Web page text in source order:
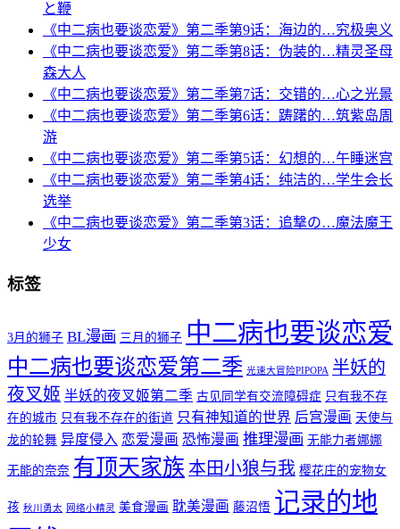
と鞭
《中二病也要谈恋爱》第二季第9话：海边的…究极奥义
《中二病也要谈恋爱》第二季第8话：伪装的…精灵圣母
森大人
《中二病也要谈恋爱》第二季第7话：交错的…心之光景
《中二病也要谈恋爱》第二季第6话：踌躇的…筑紫岛周
游
《中二病也要谈恋爱》第二季第5话：幻想的…午睡迷宫
《中二病也要谈恋爱》第二季第4话：纯洁的…学生会长
选举
《中二病也要谈恋爱》第二季第3话：追撃の…魔法魔王
少女
标签
3月的狮子 BL漫画 三月的狮子 中二病也要谈恋爱
中二病也要谈恋爱第二季 光速大冒险PIPOPA 半妖的
夜叉姬 半妖的夜叉姬第二季 古见同学有交流障碍症 只有我不存
在的城市 只有我不存在的街道 只有神知道的世界 后宫漫画 天使与
龙的轮舞 异度侵入 恋爱漫画 恐怖漫画 推理漫画 无能力者娜娜
无能的奈奈 有顶天家族 本田小狼与我 樱花庄的宠物女
孩 秋川勇太 网络小精灵 美食漫画 耽美漫画 藤沼悟 记录的地